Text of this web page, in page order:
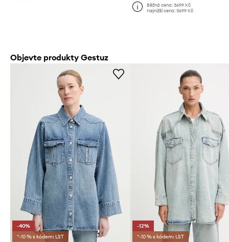
Běžná cena: 3699 Kč
Nejnižší cena: 3699 Kč
Objevte produkty Gestuz
-40%
*-10 % s kódem: LST
-12%
*-10 % s kódem: LST